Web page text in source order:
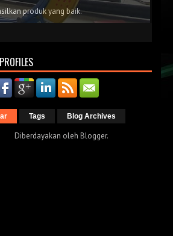
produk yang baik.
Tags Blog Archives
Diberdayakan oleh Blogger.